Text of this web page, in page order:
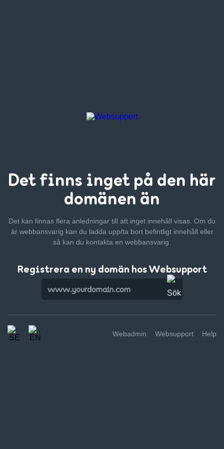
Det finns inget på den här
domänen än
Det kan finnas flera anledningar till att inget innehåll visas. Om du
är webbansvarig kan du ladda upp/ta bort befintligt innehåll eller
så kan du kontakta en webbansvarig.
Registrera en ny domän hos Websupport
Webadmin Websupport Help